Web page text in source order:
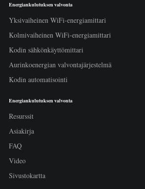
Energiankulutuksen valvonta
Yksivaiheinen WiFi-energiamittari
Kolmivaiheinen WiFi-energiamittari
Kodin sähkönkäyttömittari
Aurinkoenergian valvontajärjestelmä
Kodin automatisointi
Energiankulutuksen valvonta
Resurssit
Asiakirja
FAQ
Video
Sivustokartta